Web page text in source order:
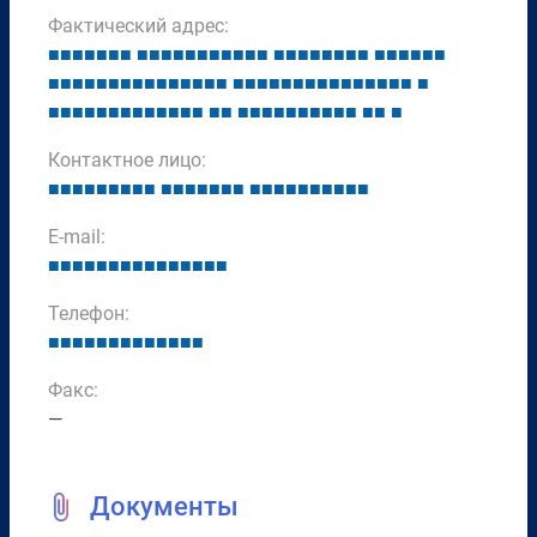
Фактический адрес:
■■■■■■■ ■■■■■■■■■■■ ■■■■■■■■ ■■■■■■
■■■■■■■■■■■■■■■ ■■■■■■■■■■■■■■■ ■
■■■■■■■■■■■■■ ■■ ■■■■■■■■■■ ■■ ■
Контактное лицо:
■■■■■■■■■ ■■■■■■■ ■■■■■■■■■■
E-mail:
■■■■■■■■■■■■■■■
Телефон:
■■■■■■■■■■■■■
Факс:
—
Документы